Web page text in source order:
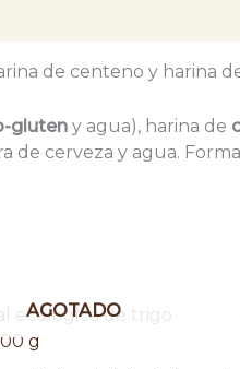
de centeno y harina
gluten y agua), harina de
de cerveza y agua.
AGOTADO